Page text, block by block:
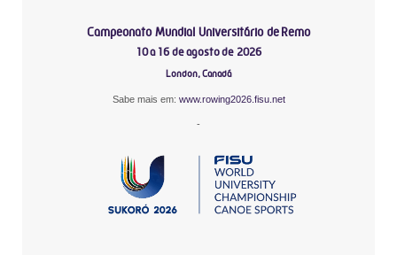
Campeonato Mundial Universitário de Remo
10 a 16 de agosto de 2026
London, Canadá
Sabe mais em: www.rowing2026.fisu.net
-